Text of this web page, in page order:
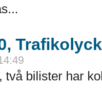
två bilister har